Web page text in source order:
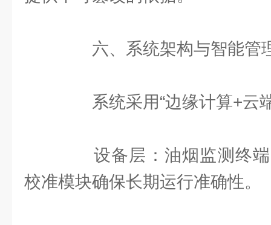
六、系统架构与智能管
系统采用“边缘计算+云
设备层：油烟监测终端
校准模块确保长期运行准确性。